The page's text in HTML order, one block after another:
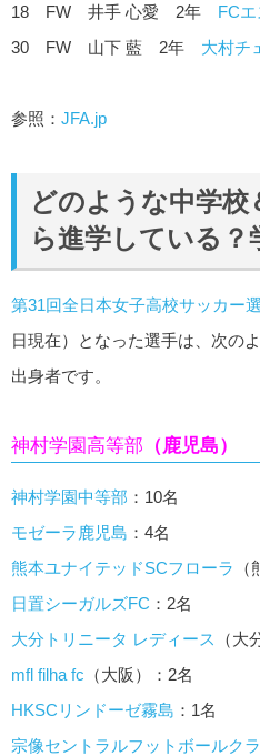
18 FW 井手 心愛 2年 FC
30 FW 山下 藍 2年 大村チ
参照： JFA.jp
どのような中学
ら進学している？
第31回全日本女子高校サッカー
日現在）となった選手は、次の
出身者です。
神村学園高等部 （鹿児島）
神村学園中等部 ：10名
モゼーラ鹿児島 ：4名
熊本ユナイテッドSCフローラ
日置シーガルズFC ：2名
大分トリニータ レディース
（大
mfl filha fc （大阪）：2名
HKSCリンドーゼ霧島 ：1名
宗像セントラルフットボールク